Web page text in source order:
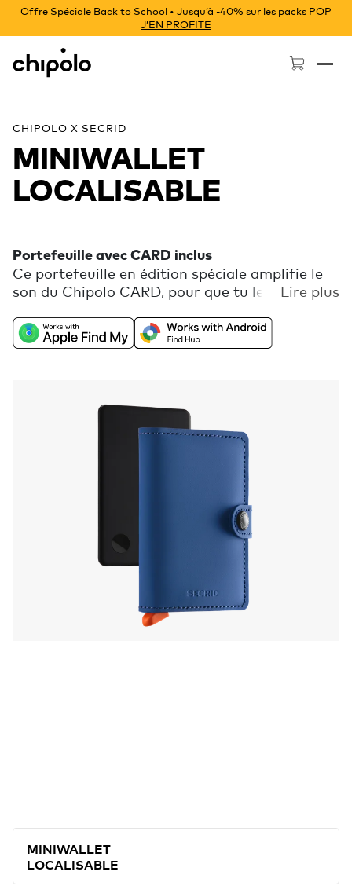
Offre Spéciale Back to School • Jusqu’à -40% sur les packs POP
J’EN PROFITE
Chipolo - Home page
CHIPOLO X SECRID
MINIWALLET
LOCALISABLE
Portefeuille avec CARD inclus
Ce portefeuille en édition spéciale amplifie le
son du Chipolo CARD, pour que tu le retrouves
bouton du CARD, qui te permet de retrouver
ton téléphone directement depuis ton
compagnon idéal pour le quotidien comme
pour tes aventures à l’autre bout du monde.
Lire plus
MINIWALLET
LOCALISABLE